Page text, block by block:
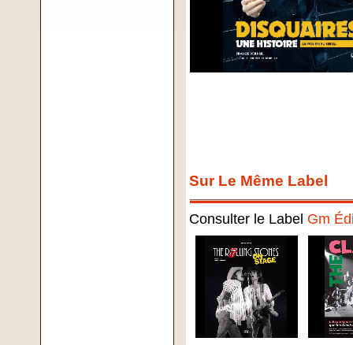
Sur Le Même Label
Consulter le Label Gm